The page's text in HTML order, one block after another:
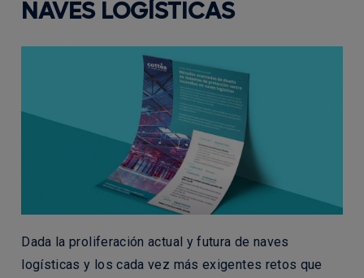
NAVES LOGÍSTICAS
Dada la proliferación actual y futura de naves
logísticas y los cada vez más exigentes retos que